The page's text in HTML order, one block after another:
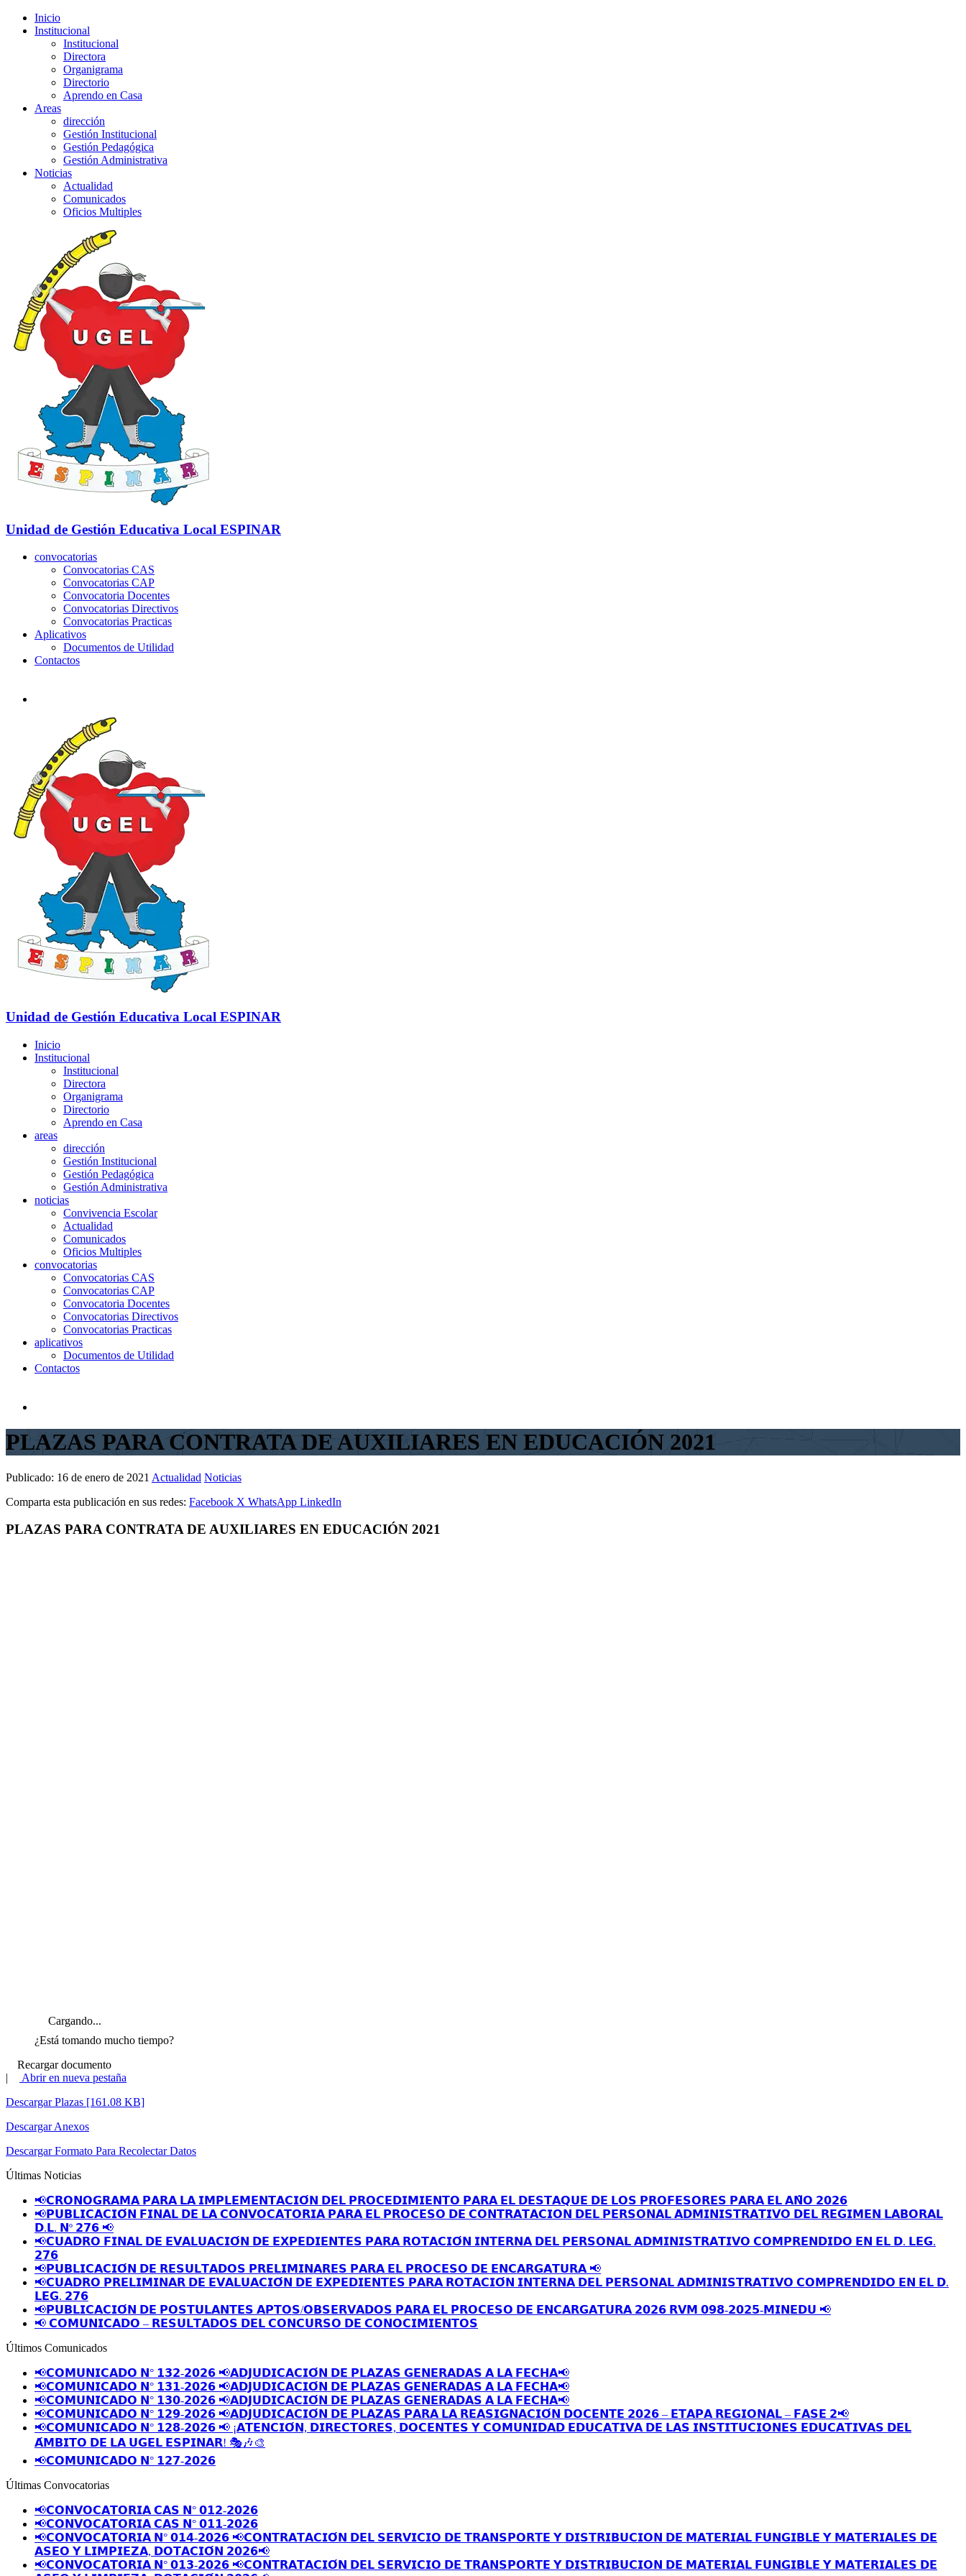
Inicio
Institucional
Institucional
Directora
Organigrama
Directorio
Aprendo en Casa
Areas
dirección
Gestión Institucional
Gestión Pedagógica
Gestión Administrativa
Noticias
Actualidad
Comunicados
Oficios Multiples
Unidad de Gestión Educativa Local ESPINAR
convocatorias
Convocatorias CAS
Convocatorias CAP
Convocatoria Docentes
Convocatorias Directivos
Convocatorias Practicas
Aplicativos
Documentos de Utilidad
Contactos
Unidad de Gestión Educativa Local ESPINAR
Inicio
Institucional
Institucional
Directora
Organigrama
Directorio
Aprendo en Casa
areas
dirección
Gestión Institucional
Gestión Pedagógica
Gestión Administrativa
noticias
Convivencia Escolar
Actualidad
Comunicados
Oficios Multiples
convocatorias
Convocatorias CAS
Convocatorias CAP
Convocatoria Docentes
Convocatorias Directivos
Convocatorias Practicas
aplicativos
Documentos de Utilidad
Contactos
PLAZAS PARA CONTRATA DE AUXILIARES EN EDUCACIÓN 2021
Publicado: 16 de enero de 2021 Actualidad Noticias
Comparta esta publicación en sus redes: Facebook X WhatsApp LinkedIn
PLAZAS PARA CONTRATA DE AUXILIARES EN EDUCACIÓN 2021
Cargando...
¿Está tomando mucho tiempo?
Recargar documento
|
Abrir en nueva pestaña
Descargar Plazas [161.08 KB]
Descargar Anexos
Descargar Formato Para Recolectar Datos
Últimas Noticias
📢𝗖𝗥𝗢𝗡𝗢𝗚𝗥𝗔𝗠𝗔 𝗣𝗔𝗥𝗔 𝗟𝗔 𝗜𝗠𝗣𝗟𝗘𝗠𝗘𝗡𝗧𝗔𝗖𝗜𝗢́𝗡 𝗗𝗘𝗟 𝗣𝗥𝗢𝗖𝗘𝗗𝗜𝗠𝗜𝗘𝗡𝗧𝗢 𝗣𝗔𝗥𝗔 𝗘𝗟 𝗗𝗘𝗦𝗧𝗔𝗤𝗨𝗘 𝗗𝗘 𝗟𝗢𝗦 𝗣𝗥𝗢𝗙𝗘𝗦𝗢𝗥𝗘𝗦 𝗣𝗔𝗥𝗔 𝗘𝗟 𝗔𝗡̃𝗢 𝟮𝟬𝟮𝟲
📢𝗣𝗨𝗕𝗟𝗜𝗖𝗔𝗖𝗜𝗢́𝗡 𝗙𝗜𝗡𝗔𝗟 𝗗𝗘 𝗟𝗔 𝗖𝗢𝗡𝗩𝗢𝗖𝗔𝗧𝗢𝗥𝗜𝗔 𝗣𝗔𝗥𝗔 𝗘𝗟 𝗣𝗥𝗢𝗖𝗘𝗦𝗢 𝗗𝗘 𝗖𝗢𝗡𝗧𝗥𝗔𝗧𝗔𝗖𝗜𝗢𝗡 𝗗𝗘𝗟 𝗣𝗘𝗥𝗦𝗢𝗡𝗔𝗟 𝗔𝗗𝗠𝗜𝗡𝗜𝗦𝗧𝗥𝗔𝗧𝗜𝗩𝗢 𝗗𝗘𝗟 𝗥𝗘𝗚𝗜𝗠𝗘𝗡 𝗟𝗔𝗕𝗢𝗥𝗔𝗟
𝗗.𝗟. 𝗡º 𝟮𝟳𝟲 📢
📢𝗖𝗨𝗔𝗗𝗥𝗢 𝗙𝗜𝗡𝗔𝗟 𝗗𝗘 𝗘𝗩𝗔𝗟𝗨𝗔𝗖𝗜𝗢́𝗡 𝗗𝗘 𝗘𝗫𝗣𝗘𝗗𝗜𝗘𝗡𝗧𝗘𝗦 𝗣𝗔𝗥𝗔 𝗥𝗢𝗧𝗔𝗖𝗜𝗢́𝗡 𝗜𝗡𝗧𝗘𝗥𝗡𝗔 𝗗𝗘𝗟 𝗣𝗘𝗥𝗦𝗢𝗡𝗔𝗟 𝗔𝗗𝗠𝗜𝗡𝗜𝗦𝗧𝗥𝗔𝗧𝗜𝗩𝗢 𝗖𝗢𝗠𝗣𝗥𝗘𝗡𝗗𝗜𝗗𝗢 𝗘𝗡 𝗘𝗟 𝗗. 𝗟𝗘𝗚.
𝟮𝟳𝟲
📢𝗣𝗨𝗕𝗟𝗜𝗖𝗔𝗖𝗜𝗢́𝗡 𝗗𝗘 𝗥𝗘𝗦𝗨𝗟𝗧𝗔𝗗𝗢𝗦 𝗣𝗥𝗘𝗟𝗜𝗠𝗜𝗡𝗔𝗥𝗘𝗦 𝗣𝗔𝗥𝗔 𝗘𝗟 𝗣𝗥𝗢𝗖𝗘𝗦𝗢 𝗗𝗘 𝗘𝗡𝗖𝗔𝗥𝗚𝗔𝗧𝗨𝗥𝗔 📢
📢𝗖𝗨𝗔𝗗𝗥𝗢 𝗣𝗥𝗘𝗟𝗜𝗠𝗜𝗡𝗔𝗥 𝗗𝗘 𝗘𝗩𝗔𝗟𝗨𝗔𝗖𝗜𝗢́𝗡 𝗗𝗘 𝗘𝗫𝗣𝗘𝗗𝗜𝗘𝗡𝗧𝗘𝗦 𝗣𝗔𝗥𝗔 𝗥𝗢𝗧𝗔𝗖𝗜𝗢́𝗡 𝗜𝗡𝗧𝗘𝗥𝗡𝗔 𝗗𝗘𝗟 𝗣𝗘𝗥𝗦𝗢𝗡𝗔𝗟 𝗔𝗗𝗠𝗜𝗡𝗜𝗦𝗧𝗥𝗔𝗧𝗜𝗩𝗢 𝗖𝗢𝗠𝗣𝗥𝗘𝗡𝗗𝗜𝗗𝗢 𝗘𝗡 𝗘𝗟 𝗗.
𝗟𝗘𝗚. 𝟮𝟳𝟲
📢𝗣𝗨𝗕𝗟𝗜𝗖𝗔𝗖𝗜𝗢́𝗡 𝗗𝗘 𝗣𝗢𝗦𝗧𝗨𝗟𝗔𝗡𝗧𝗘𝗦 𝗔𝗣𝗧𝗢𝗦/𝗢𝗕𝗦𝗘𝗥𝗩𝗔𝗗𝗢𝗦 𝗣𝗔𝗥𝗔 𝗘𝗟 𝗣𝗥𝗢𝗖𝗘𝗦𝗢 𝗗𝗘 𝗘𝗡𝗖𝗔𝗥𝗚𝗔𝗧𝗨𝗥𝗔 𝟮𝟬𝟮𝟲 𝗥𝗩𝗠 𝟬𝟵𝟴-𝟮𝟬𝟮𝟱-𝗠𝗜𝗡𝗘𝗗𝗨 📢
📢 𝗖𝗢𝗠𝗨𝗡𝗜𝗖𝗔𝗗𝗢 – 𝗥𝗘𝗦𝗨𝗟𝗧𝗔𝗗𝗢𝗦 𝗗𝗘𝗟 𝗖𝗢𝗡𝗖𝗨𝗥𝗦𝗢 𝗗𝗘 𝗖𝗢𝗡𝗢𝗖𝗜𝗠𝗜𝗘𝗡𝗧𝗢𝗦
Últimos Comunicados
📢𝗖𝗢𝗠𝗨𝗡𝗜𝗖𝗔𝗗𝗢 𝗡° 𝟭𝟯𝟮-𝟮𝟬𝟮𝟲 📢𝗔𝗗𝗝𝗨𝗗𝗜𝗖𝗔𝗖𝗜𝗢́𝗡 𝗗𝗘 𝗣𝗟𝗔𝗭𝗔𝗦 𝗚𝗘𝗡𝗘𝗥𝗔𝗗𝗔𝗦 𝗔 𝗟𝗔 𝗙𝗘𝗖𝗛𝗔📢
📢𝗖𝗢𝗠𝗨𝗡𝗜𝗖𝗔𝗗𝗢 𝗡° 𝟭𝟯𝟭-𝟮𝟬𝟮𝟲 📢𝗔𝗗𝗝𝗨𝗗𝗜𝗖𝗔𝗖𝗜𝗢́𝗡 𝗗𝗘 𝗣𝗟𝗔𝗭𝗔𝗦 𝗚𝗘𝗡𝗘𝗥𝗔𝗗𝗔𝗦 𝗔 𝗟𝗔 𝗙𝗘𝗖𝗛𝗔📢
📢𝗖𝗢𝗠𝗨𝗡𝗜𝗖𝗔𝗗𝗢 𝗡° 𝟭𝟯𝟬-𝟮𝟬𝟮𝟲 📢𝗔𝗗𝗝𝗨𝗗𝗜𝗖𝗔𝗖𝗜𝗢́𝗡 𝗗𝗘 𝗣𝗟𝗔𝗭𝗔𝗦 𝗚𝗘𝗡𝗘𝗥𝗔𝗗𝗔𝗦 𝗔 𝗟𝗔 𝗙𝗘𝗖𝗛𝗔📢
📢𝗖𝗢𝗠𝗨𝗡𝗜𝗖𝗔𝗗𝗢 𝗡° 𝟭𝟮𝟵-𝟮𝟬𝟮𝟲 📢𝗔𝗗𝗝𝗨𝗗𝗜𝗖𝗔𝗖𝗜𝗢́𝗡 𝗗𝗘 𝗣𝗟𝗔𝗭𝗔𝗦 𝗣𝗔𝗥𝗔 𝗟𝗔 𝗥𝗘𝗔𝗦𝗜𝗚𝗡𝗔𝗖𝗜𝗢́𝗡 𝗗𝗢𝗖𝗘𝗡𝗧𝗘 𝟮𝟬𝟮𝟲 – 𝗘𝗧𝗔𝗣𝗔 𝗥𝗘𝗚𝗜𝗢𝗡𝗔𝗟 – 𝗙𝗔𝗦𝗘 𝟮📢
📢𝗖𝗢𝗠𝗨𝗡𝗜𝗖𝗔𝗗𝗢 𝗡° 𝟭𝟮𝟴-𝟮𝟬𝟮𝟲 📢 ¡𝗔𝗧𝗘𝗡𝗖𝗜𝗢́𝗡, 𝗗𝗜𝗥𝗘𝗖𝗧𝗢𝗥𝗘𝗦, 𝗗𝗢𝗖𝗘𝗡𝗧𝗘𝗦 𝗬 𝗖𝗢𝗠𝗨𝗡𝗜𝗗𝗔𝗗 𝗘𝗗𝗨𝗖𝗔𝗧𝗜𝗩𝗔 𝗗𝗘 𝗟𝗔𝗦 𝗜𝗡𝗦𝗧𝗜𝗧𝗨𝗖𝗜𝗢𝗡𝗘𝗦 𝗘𝗗𝗨𝗖𝗔𝗧𝗜𝗩𝗔𝗦 𝗗𝗘𝗟
𝗔́𝗠𝗕𝗜𝗧𝗢 𝗗𝗘 𝗟𝗔 𝗨𝗚𝗘𝗟 𝗘𝗦𝗣𝗜𝗡𝗔𝗥! 🎭🎶🎨
📢𝗖𝗢𝗠𝗨𝗡𝗜𝗖𝗔𝗗𝗢 𝗡° 𝟭𝟮𝟳-𝟮𝟬𝟮𝟲
Últimas Convocatorias
📢𝗖𝗢𝗡𝗩𝗢𝗖𝗔𝗧𝗢𝗥𝗜𝗔 𝗖𝗔𝗦 𝗡° 𝟬𝟭𝟮-𝟮𝟬𝟮𝟲
📢𝗖𝗢𝗡𝗩𝗢𝗖𝗔𝗧𝗢𝗥𝗜𝗔 𝗖𝗔𝗦 𝗡° 𝟬𝟭𝟭-𝟮𝟬𝟮𝟲
📢𝗖𝗢𝗡𝗩𝗢𝗖𝗔𝗧𝗢𝗥𝗜𝗔 𝗡° 𝟬𝟭𝟰-𝟮𝟬𝟮𝟲 📢𝗖𝗢𝗡𝗧𝗥𝗔𝗧𝗔𝗖𝗜𝗢́𝗡 𝗗𝗘𝗟 𝗦𝗘𝗥𝗩𝗜𝗖𝗜𝗢 𝗗𝗘 𝗧𝗥𝗔𝗡𝗦𝗣𝗢𝗥𝗧𝗘 𝗬 𝗗𝗜𝗦𝗧𝗥𝗜𝗕𝗨𝗖𝗜𝗢𝗡 𝗗𝗘 𝗠𝗔𝗧𝗘𝗥𝗜𝗔𝗟 𝗙𝗨𝗡𝗚𝗜𝗕𝗟𝗘 𝗬 𝗠𝗔𝗧𝗘𝗥𝗜𝗔𝗟𝗘𝗦 𝗗𝗘
𝗔𝗦𝗘𝗢 𝗬 𝗟𝗜𝗠𝗣𝗜𝗘𝗭𝗔, 𝗗𝗢𝗧𝗔𝗖𝗜𝗢́𝗡 𝟮𝟬𝟮𝟲📢
📢𝗖𝗢𝗡𝗩𝗢𝗖𝗔𝗧𝗢𝗥𝗜𝗔 𝗡° 𝟬𝟭𝟯-𝟮𝟬𝟮𝟲 📢𝗖𝗢𝗡𝗧𝗥𝗔𝗧𝗔𝗖𝗜𝗢́𝗡 𝗗𝗘𝗟 𝗦𝗘𝗥𝗩𝗜𝗖𝗜𝗢 𝗗𝗘 𝗧𝗥𝗔𝗡𝗦𝗣𝗢𝗥𝗧𝗘 𝗬 𝗗𝗜𝗦𝗧𝗥𝗜𝗕𝗨𝗖𝗜𝗢𝗡 𝗗𝗘 𝗠𝗔𝗧𝗘𝗥𝗜𝗔𝗟 𝗙𝗨𝗡𝗚𝗜𝗕𝗟𝗘 𝗬 𝗠𝗔𝗧𝗘𝗥𝗜𝗔𝗟𝗘𝗦 𝗗𝗘